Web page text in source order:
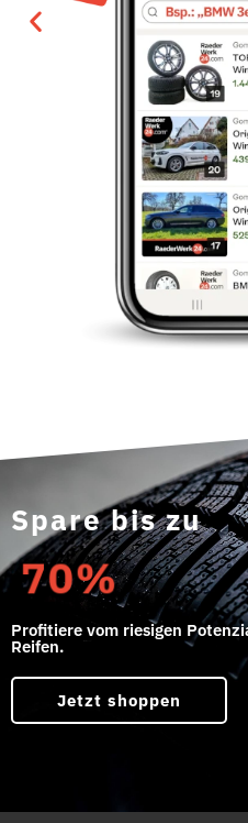
Spare bis zu
70%
Profitiere vom riesigen
Reifen.
Jetzt shoppen